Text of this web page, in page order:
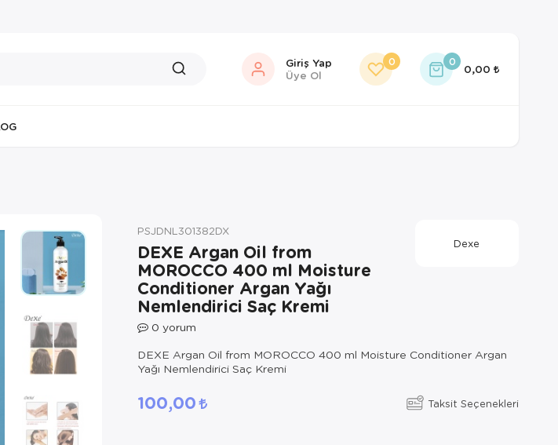
Giriş Yap
Üye Ol
0 0
0,00
PSJDNL301382DX
DEXE Argan Oil from
MOROCCO 400 ml Moisture
Conditioner Argan Yağı
Nemlendirici Saç Kremi
0 yorum
Dexe
DEXE Argan Oil from MOROCCO 400 ml Moisture Conditioner Argan
Yağı Nemlendirici Saç Kremi
100,00 Taksit Seçenekleri